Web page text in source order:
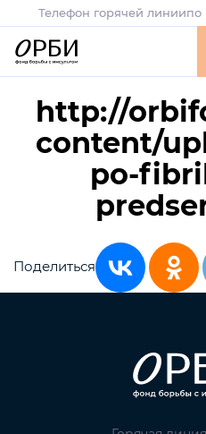
Телефон горячей линиипо
http://
content/
po-
Поделиться